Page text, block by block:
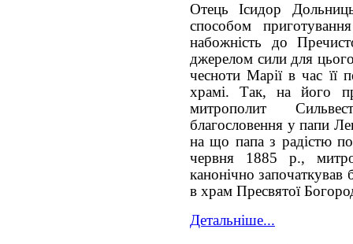
Отець Ісидор
способом
набожність до
джерелом сили для
чесноти Марії в час її
храмі. Так, на його
митрополит
благословення у папи
на що папа з радістю
червня 1885 р.,
канонічно започаткував
в храм Пресвятої
Детальніше...